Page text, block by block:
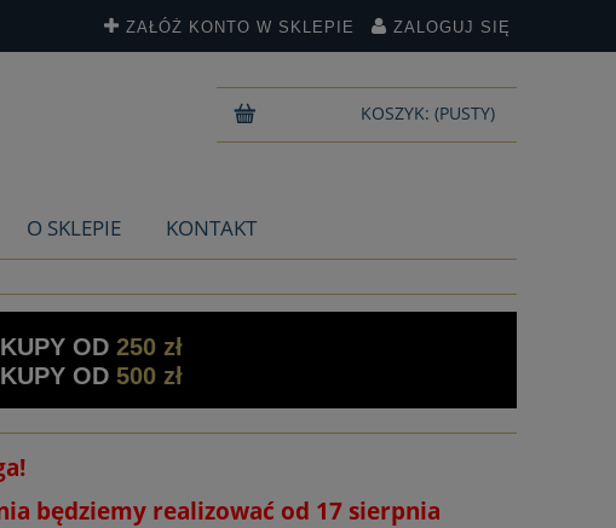
ZAŁÓŻ KONTO W SKLEPIE ZALOGUJ SIĘ
KOSZYK: (PUSTY)
O SKLEPIE
KONTAKT
OD 250 zł
OD 500 zł
będziemy realizować od 17 sierpnia